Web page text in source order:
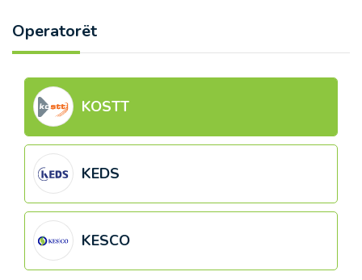
Operatorët
KOSTT
KEDS
KESCO